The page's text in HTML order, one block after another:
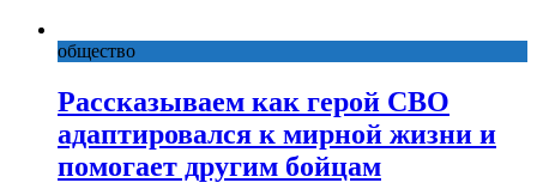
общество
Рассказываем как герой СВО
адаптировался к мирной жизни и
помогает другим бойцам